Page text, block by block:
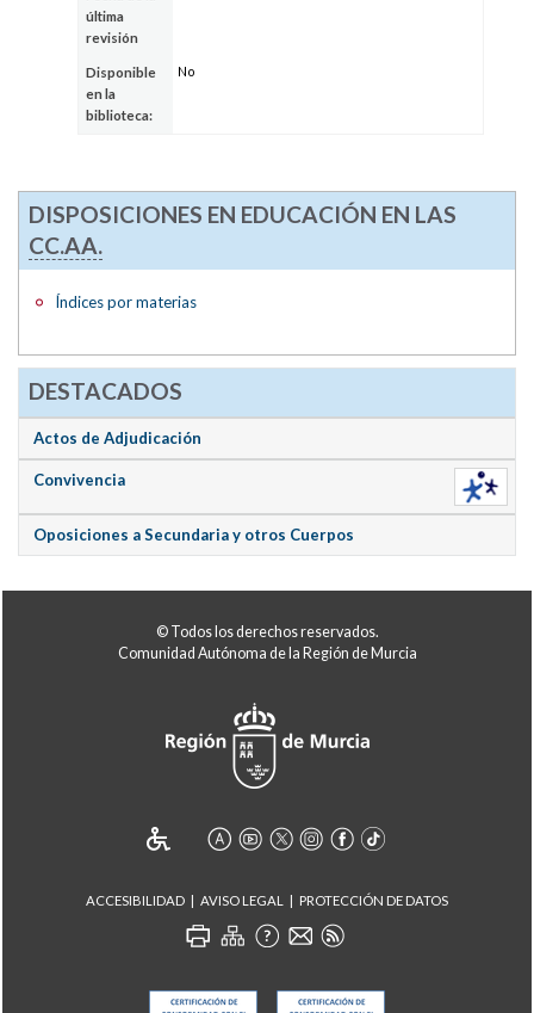
última
revisión
Disponible
en la
biblioteca:
No
DISPOSICIONES EN EDUCACIÓN EN LAS
CC.AA.
Índices por materias
DESTACADOS
Actos de Adjudicación
Convivencia
Oposiciones a Secundaria y otros Cuerpos
© Todos los derechos reservados.
Comunidad Autónoma de la Región de Murcia
ACCESIBILIDAD AVISO LEGAL PROTECCIÓN DE DATOS